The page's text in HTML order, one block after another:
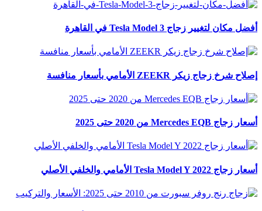
أفضل مكان لتغيير زجاج Tesla Model 3 في القاهرة
إصلاح شرخ زجاج زيكر ZEEKR الأمامي بأسعار منافسة
أسعار زجاج Mercedes EQB من 2020 حتى 2025
أسعار زجاج Tesla Model Y 2022 الأمامي والخلفي الأصلي